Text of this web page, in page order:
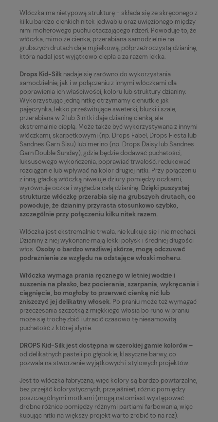
Włóczka ma nietypową strukturę - składa się ze skręconego z
kilku bardzo cienkich nitek jedwabiu oraz uwięzionego między
nimi moherowego puchu otaczającego rdzeń. Powoduje to, że
włóczka, mimo że cienka, przerabiana samodzielnie na
grubszych drutach daje mgiełkową, półprzeźroczystą dzianinę,
która nadal jest wyjątkowo ciepła a za razem lekka.
Drops Kid-Silk nadaje się zarówno do wykorzystania
samodzielnie, jak i w połączeniu z innymi włóczkami dla
poprawienia ich właściwości, koloru lub struktury dzianiny.
Wykorzystując jedną nitkę otrzymamy cieniutkie jak
pajęczynka, lekko prześwitujące sweterki, bluzki i szale,
przerabiana w 2 lub 3 nitki daje dzianinę cienką, ale
ekstremalnie ciepłą. Może także być wykorzystywana z innymi
włóczkami, skarpetkowymi (np. Drops Fabel, Drops Fiesta lub
Sandnes Garn Sisu) lub merino (np. Drops Daisy lub Sandnes
Garn Double Sunday), gdzie będzie dodawać puchatości,
luksusowego wykończenia, poprawiać trwałość, redukować
rozciąganie lub wpływać na kolor drugiej nitki. Przy połączeniu
z inną, gładką włóczką niweluje dziury pomiędzy oczkami,
wyrównuje oczka i wygładza całą dzianinę. Dzięki puszystej
strukturze włóczkę przerabia się na grubszych drutach, co
powoduje, że dzianiny przyrasta stosunkowo szybko,
szczególnie przy połączeniu kilku nitek razem.
Włóczka jest ekstremalnie trwała, nie kulkuje się i nie mechaci.
Dzianiny z niej wykonane mają lekki połysk i średniej długości
włos. Osoby o bardzo wrażliwej skórze, mogą odczuwać
podrażnienie ze względu na odstające włoski moheru.
Włóczka wymaga prania ręcznego w letniej wodzie i
suszenia na płasko, bez pocierania, szarpania, wykręcania i
ciągnięcia, bo mogłoby to przerwać cienką nić lub
zniszczyć jej delikatny włosek. Po praniu może też wymagać
przeczesania szczotką z miękkiego włosia bo runo w praniu
może się trochę zbić i utracić czasowo tę niesamowitą
puchatość z której słynie.
DROPS Kid-Silk jest dostępna w szerokiej gamie kolorów –
od delikatnych pasteli po głębokie, klasyczne barwy, co
pozwala na stworzenie wyjątkowych i stylowych projektów.
Jest to włóczka fabryczna, więc kolory są bardzo powtarzalne,
bez przejść kolorystycznych, przejaśnień, różnic pomiędzy
poszczególnymi motkami (mogą natomiast występować
drobne różnice pomiędzy różnymi partiami farbowania, więc
kupując nitki na większy projekt warto zrobić to na raz).